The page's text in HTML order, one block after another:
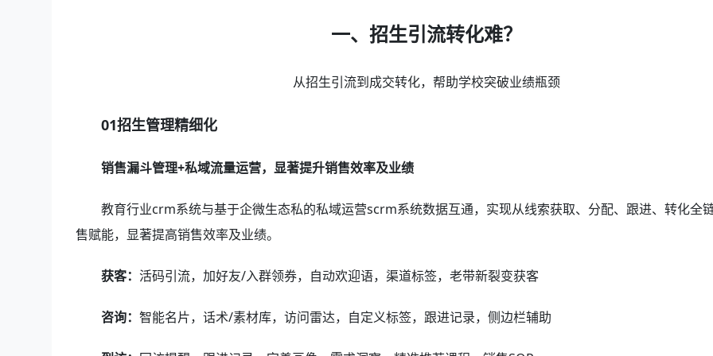
一、招生引流转化难？
从招生引流到成交转化，帮助学校突破业绩瓶颈
01招生管理精细化
销售漏斗管理+私域流量运营，显著提升销售效率及业绩
教育行业crm系统与基于企微生态私的私域运营scrm系统数据互通，实现从线索获取、分配、跟进、转化全
售赋能，显著提高销售效率及业绩。
获客： 活码引流，加好友/入群领券，自动欢迎语，渠道标签，老带新裂变获客
咨询： 智能名片，话术/素材库，访问雷达，自定义标签，跟进记录，侧边栏辅助